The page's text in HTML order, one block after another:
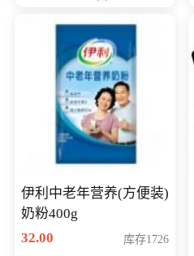
伊利中老年营养(方便装)
奶粉400g
32.00
库存1726